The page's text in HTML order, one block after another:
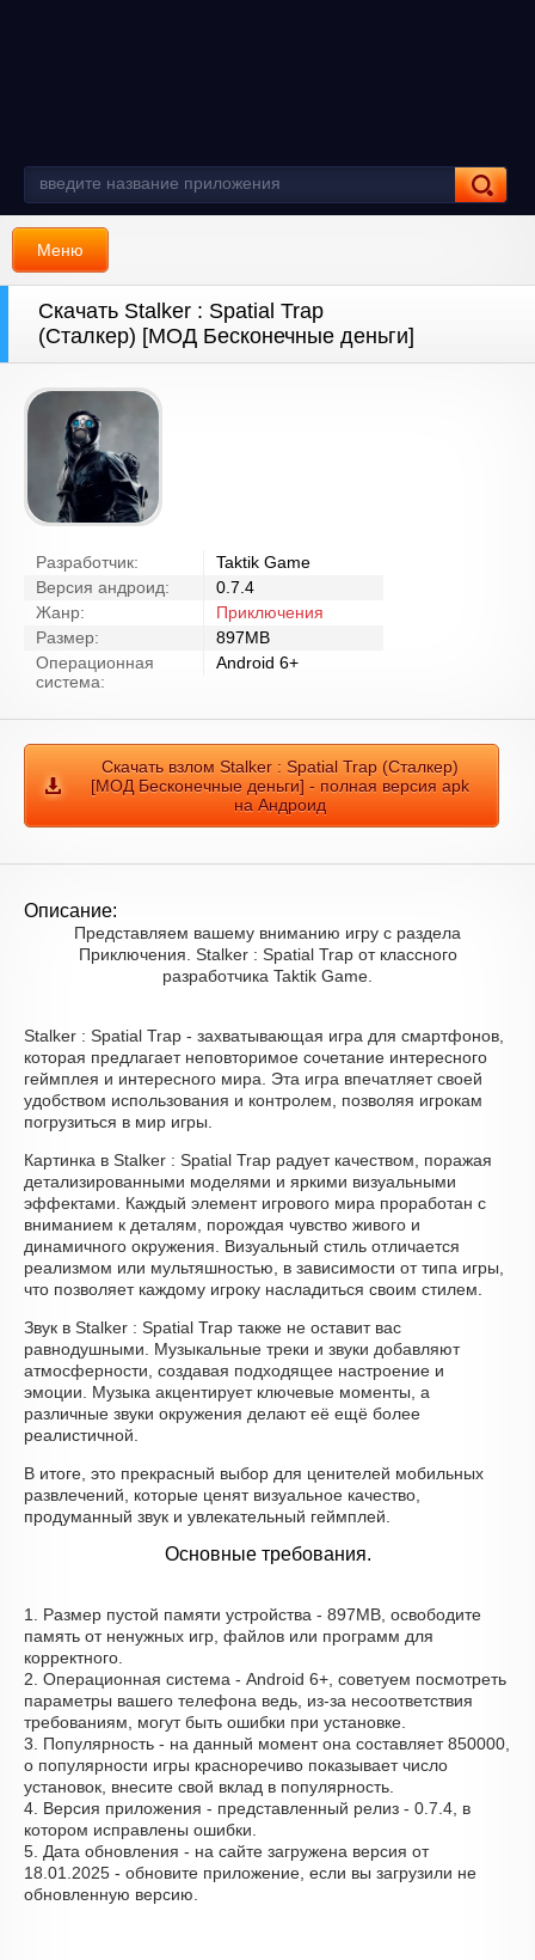
Меню
Скачать Stalker : Spatial Trap
(Сталкер) [МОД Бесконечные деньги]
Разработчик:
Taktik Game
Версия андроид:
0.7.4
Жанр:
Приключения
Размер:
897MB
Операционная
система:
Android 6+
Скачать взлом Stalker : Spatial Trap (Сталкер)
[МОД Бесконечные деньги] - полная версия apk
на Андроид
Описание:
Представляем вашему вниманию игру с раздела
Приключения. Stalker : Spatial Trap от классного
разработчика Taktik Game.
Stalker : Spatial Trap - захватывающая игра для смартфонов,
которая предлагает неповторимое сочетание интересного
геймплея и интересного мира. Эта игра впечатляет своей
удобством использования и контролем, позволяя игрокам
погрузиться в мир игры.
Картинка в Stalker : Spatial Trap радует качеством, поражая
детализированными моделями и яркими визуальными
эффектами. Каждый элемент игрового мира проработан с
вниманием к деталям, порождая чувство живого и
динамичного окружения. Визуальный стиль отличается
реализмом или мультяшностью, в зависимости от типа игры,
что позволяет каждому игроку насладиться своим стилем.
Звук в Stalker : Spatial Trap также не оставит вас
равнодушными. Музыкальные треки и звуки добавляют
атмосферности, создавая подходящее настроение и
эмоции. Музыка акцентирует ключевые моменты, а
различные звуки окружения делают её ещё более
реалистичной.
В итоге, это прекрасный выбор для ценителей мобильных
развлечений, которые ценят визуальное качество,
продуманный звук и увлекательный геймплей.
Основные требования.
1. Размер пустой памяти устройства - 897MB, освободите
память от ненужных игр, файлов или программ для
корректного.
2. Операционная система - Android 6+, советуем посмотреть
параметры вашего телефона ведь, из-за несоответствия
требованиям, могут быть ошибки при установке.
3. Популярность - на данный момент она составляет 850000,
о популярности игры красноречиво показывает число
установок, внесите свой вклад в популярность.
4. Версия приложения - представленный релиз - 0.7.4, в
котором исправлены ошибки.
5. Дата обновления - на сайте загружена версия от
18.01.2025 - обновите приложение, если вы загрузили не
обновленную версию.